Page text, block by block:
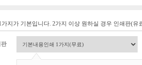
가지가 기본입니다. 2가지 이상 원하실 경우 인쇄판(유
판